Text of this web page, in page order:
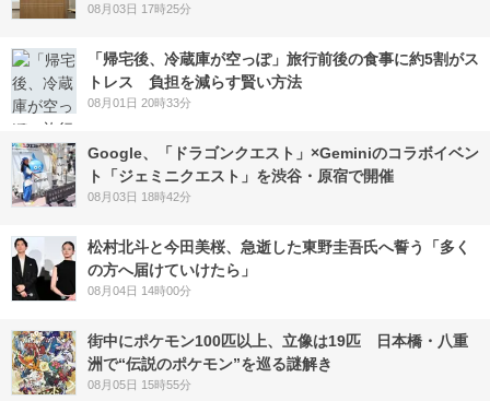
08月03日 17時25分
「帰宅後、冷蔵庫が空っぽ」旅行前後の食事に約5割がス
トレス 負担を減らす賢い方法
08月01日 20時33分
Google、「ドラゴンクエスト」×Geminiのコラボイベン
ト「ジェミニクエスト」を渋谷・原宿で開催
08月03日 18時42分
松村北斗と今田美桜、急逝した東野圭吾氏へ誓う「多く
の方へ届けていけたら」
08月04日 14時00分
街中にポケモン100匹以上、立像は19匹 日本橋・八重
洲で“伝説のポケモン”を巡る謎解き
08月05日 15時55分